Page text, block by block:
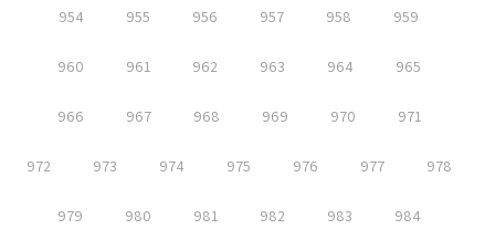
954 955 956 957 958 959
960 961 962 963 964 965
966 967 968 969 970 971
972 973 974 975 976 977 978
979 980 981 982 983 984